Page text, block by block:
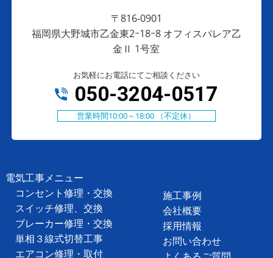
〒816-0901
福岡県大野城市乙金東2ｰ18ｰ8 オフィスパレア乙
金Ⅱ 1号室
お気軽にお電話にてご相談ください
050-3204-0517
営業時間10:00～18:00 （不定休）
電気工事メニュー
コンセント修理・交換
スイッチ修理、交換
ブレーカー修理・交換
単相３線式切替工事
エアコン修理・取付
施工事例
会社概要
採用情報
お問い合わせ